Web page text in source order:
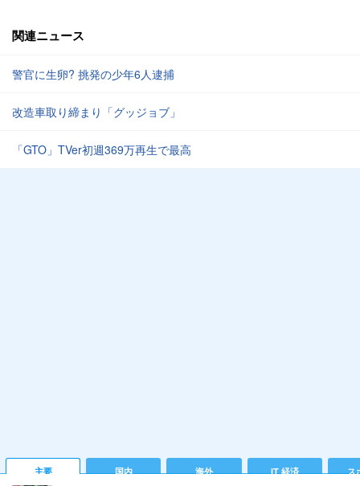
関連ニュース
警官に生卵? 挑発の少年6人逮捕
改造車取り締まり「グッジョブ」
「GTO」TVer初週369万再生で最高
主要 国内 海外 IT 経済 ス